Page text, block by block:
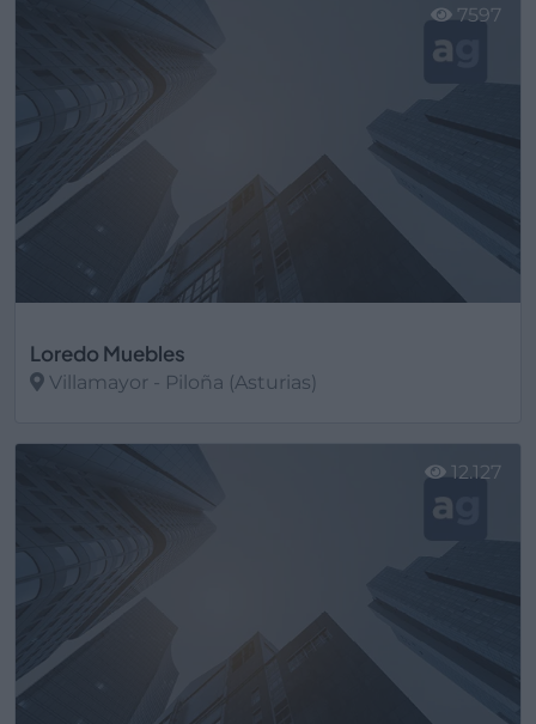
Loredo Muebles
Villamayor - Piloña (Asturias)
7597
12.127